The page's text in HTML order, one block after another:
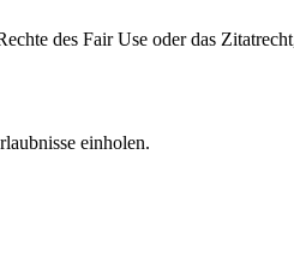
des Fair Use oder das
einholen.